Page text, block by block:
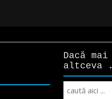
Dacă
altceva